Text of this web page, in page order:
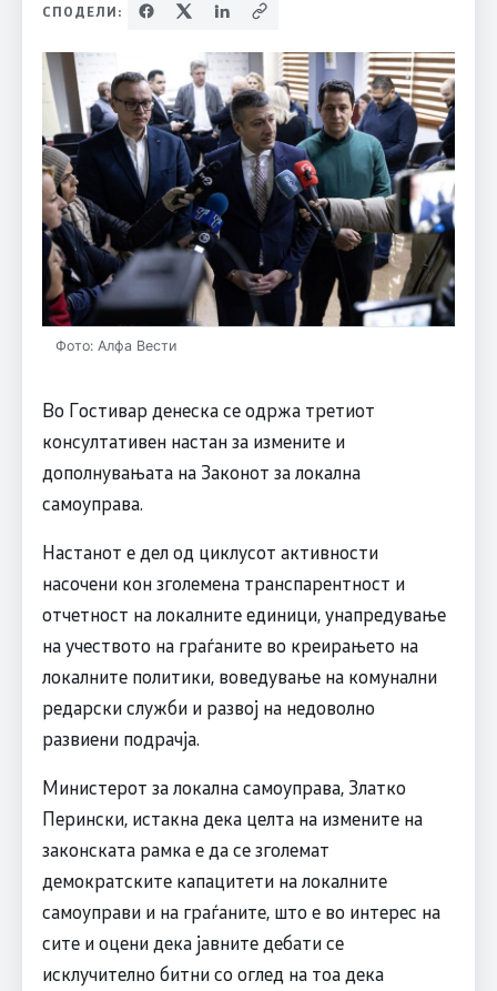
СПОДЕЛИ:
Фото: Алфа Вести
Во Гостивар денеска се одржа третиот
консултативен настан за измените и
дополнувањата на Законот за локална
самоуправа.
Настанот е дел од циклусот активности
насочени кон зголемена транспарентност и
отчетност на локалните единици, унапредување
на учеството на граѓаните во креирањето на
локалните политики, воведување на комунални
редарски служби и развој на недоволно
развиени подрачја.
Министерот за локална самоуправа, Златко
Перински, истакна дека целта на измените на
законската рамка е да се зголемат
демократските капацитети на локалните
самоуправи и на граѓаните, што е во интерес на
сите и оцени дека јавните дебати се
исклучително битни со оглед на тоа дека